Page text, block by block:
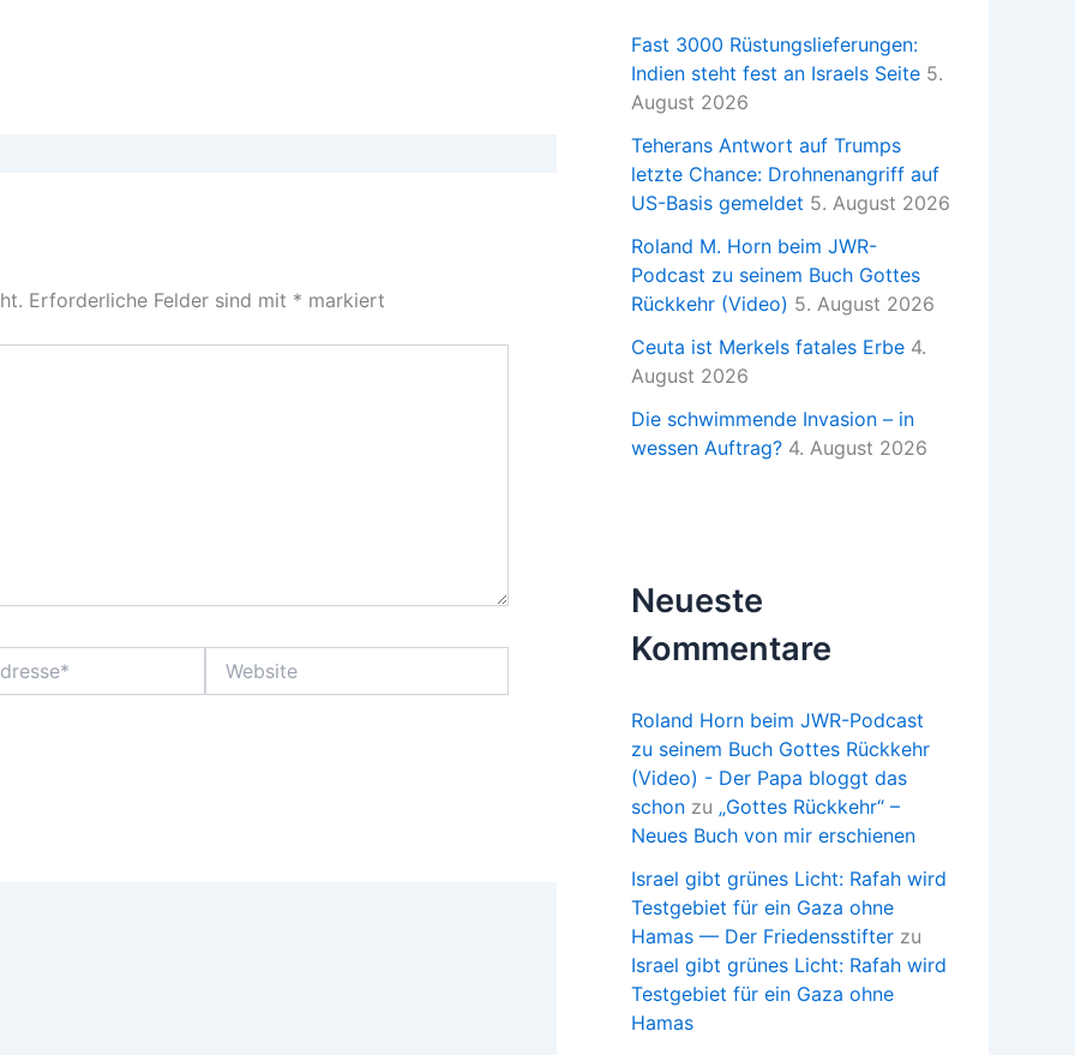
Erforderliche Felder sind mit * markiert
Fast 3000 Rüstungslieferungen:
Indien steht fest an Israels Seite 5.
August 2026
Teherans Antwort auf Trumps
letzte Chance: Drohnenangriff auf
US-Basis gemeldet 5. August 2026
Roland M. Horn beim JWR-
Podcast zu seinem Buch Gottes
Rückkehr (Video) 5. August 2026
Ceuta ist Merkels fatales Erbe 4.
August 2026
Die schwimmende Invasion – in
wessen Auftrag? 4. August 2026
Neueste
Kommentare
Roland Horn beim JWR-Podcast
zu seinem Buch Gottes Rückkehr
(Video) - Der Papa bloggt das
schon zu „Gottes Rückkehr“ –
Neues Buch von mir erschienen
Israel gibt grünes Licht: Rafah wird
Testgebiet für ein Gaza ohne
Hamas — Der Friedensstifter zu
Israel gibt grünes Licht: Rafah wird
Testgebiet für ein Gaza ohne
Hamas